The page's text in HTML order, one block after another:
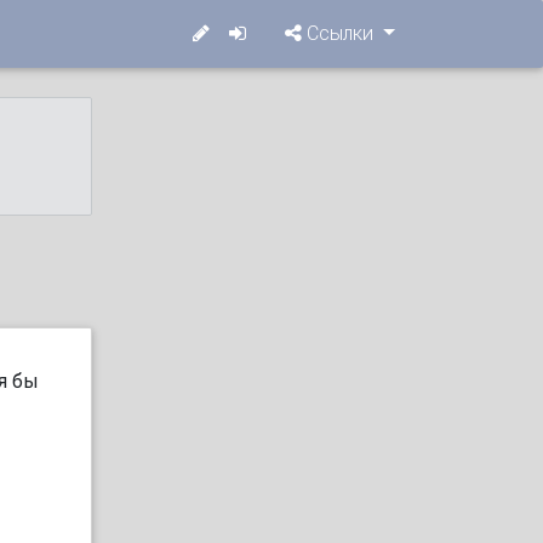
Ссылки
бы